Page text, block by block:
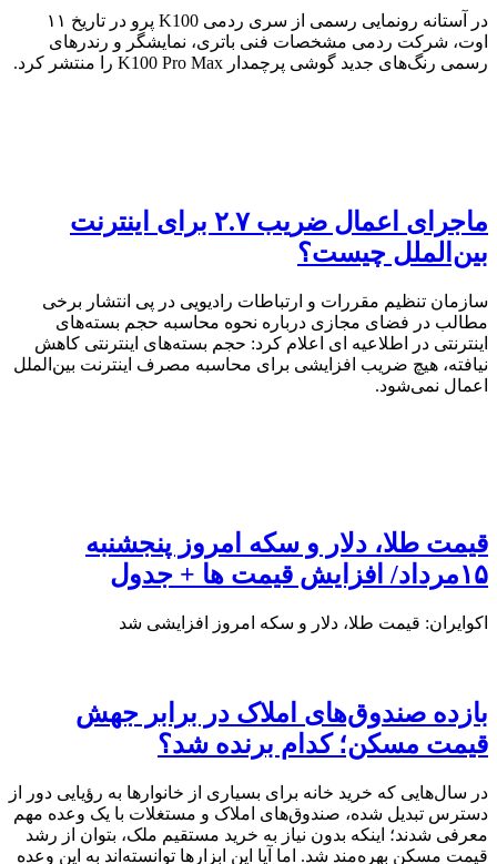
در آستانه رونمایی رسمی از سری ردمی K100 پرو در تاریخ ۱۱
اوت، شرکت ردمی مشخصات فنی باتری، نمایشگر و رندرهای
رسمی رنگ‌های جدید گوشی پرچمدار K100 Pro Max را منتشر کرد.
ماجرای اعمال ضریب ۲.۷ برای اینترنت
بین‌الملل چیست؟
سازمان تنظیم مقررات و ارتباطات رادیویی در پی انتشار برخی
مطالب در فضای مجازی درباره نحوه محاسبه حجم بسته‌های
اینترنتی در اطلاعیه ای اعلام کرد: حجم بسته‌های اینترنتی کاهش
نیافته، هیچ ضریب افزایشی برای محاسبه مصرف اینترنت بین‌الملل
اعمال نمی‌شود.
قیمت طلا، دلار و سکه امروز پنجشنبه
۱۵مرداد/ افزایش قیمت ها + جدول
اکوایران: قیمت طلا، دلار و سکه امروز افزایشی شد
بازده صندوق‌های املاک در برابر جهش
قیمت مسکن؛ کدام برنده شد؟
در سال‌هایی که خرید خانه برای بسیاری از خانوارها به رؤیایی دور از
دسترس تبدیل شده، صندوق‌های املاک و مستغلات با یک وعده مهم
معرفی شدند؛ اینکه بدون نیاز به خرید مستقیم ملک، بتوان از رشد
قیمت مسکن بهره‌مند شد. اما آیا این ابزارها توانسته‌اند به این وعده